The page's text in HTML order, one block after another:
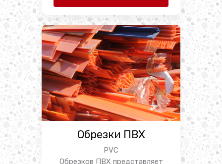
Обрезки ПВХ
PVC
Обрезков ПВХ представляет